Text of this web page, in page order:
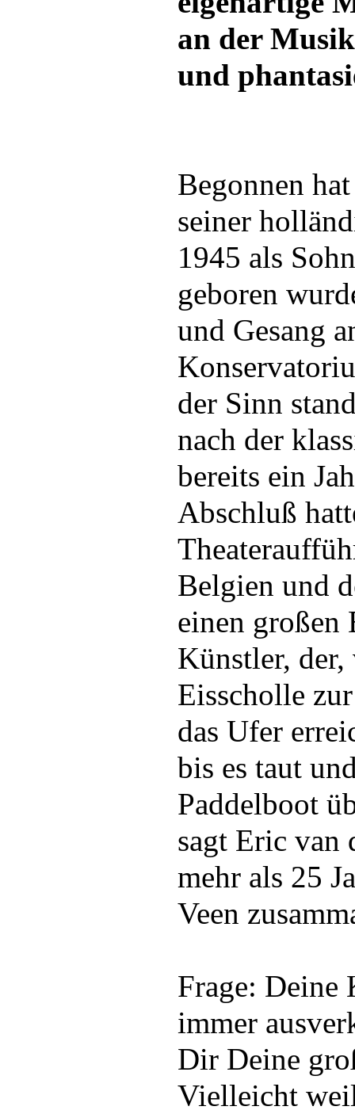
an der
und
Begonnen
seiner
1945 als
geboren
und Gesang
der Sinn
nach der
bereits ein
Abschluß
Belgien und
einen großen
Künstler,
Eisscholle
das Ufer
bis es taut
Paddelboot
sagt Eric van
mehr als 25
Veen
Frage: Deine
immer
Dir Deine
Vielleicht